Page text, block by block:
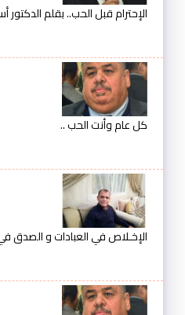
الإحترام قبل الحب.. بقلم
كل عام وأنت الحب ..
الإخـلاص في العبادات و الصدق